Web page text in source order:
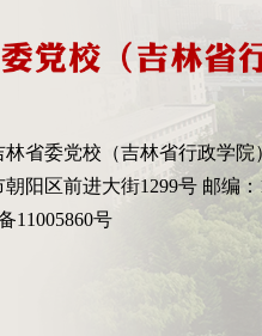
林省委党校（吉林省行政学院
朝阳区前进大街1299号 邮编：
11005860号